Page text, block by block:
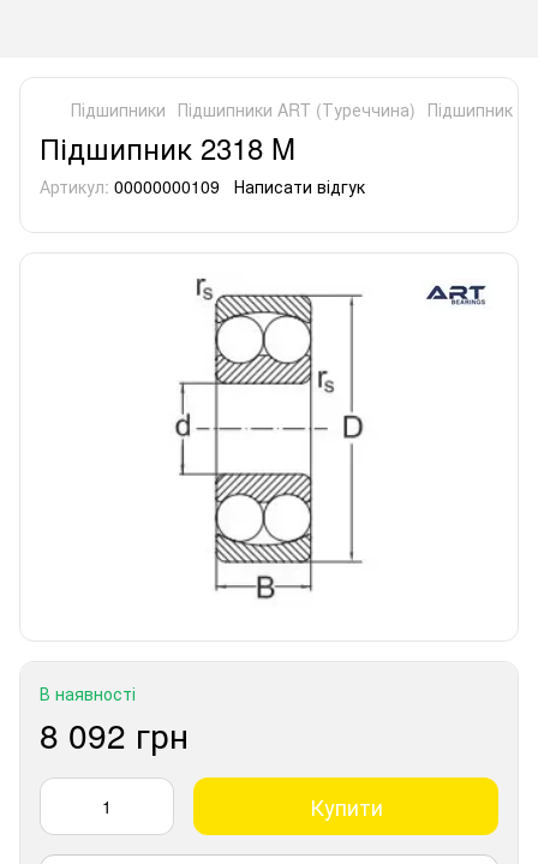
Підшипники Підшипники ART (Туреччина) Підшипник
Підшипник 2318 M
Артикул: 00000000109 Написати відгук
В наявності
8 092 грн
Купити